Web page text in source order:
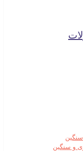
و سنگین